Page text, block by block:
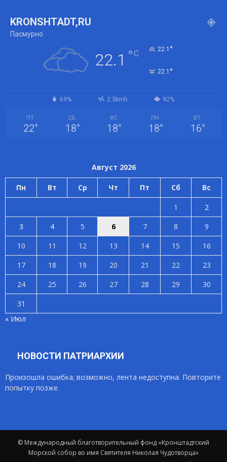
KRONSHTADT,RU
Пасмурно
22.1 °C 22.1 °
22.1 °
69% 2.3kmh 92%
ПТ
22°
СБ
18°
ВС
18°
ПН
18°
ВТ
16°
Август 2026
Пн Вт Ср Чт Пт Сб Вс
1
2
3
4 5 6 7 8
9
10
11 12 13 14 15
16
17
18 19 20 21 22
23
24
25 26 27 28 29
30
31
« Июл
НОВОСТИ ПАТРИАРХИИ
Произошла ошибка; возможно, лента недоступна. Повторите
попытку позже.
© Международный благотворительный фонд «Кронштадтский
Морской собор во имя Святителя Николая Чудотворца»